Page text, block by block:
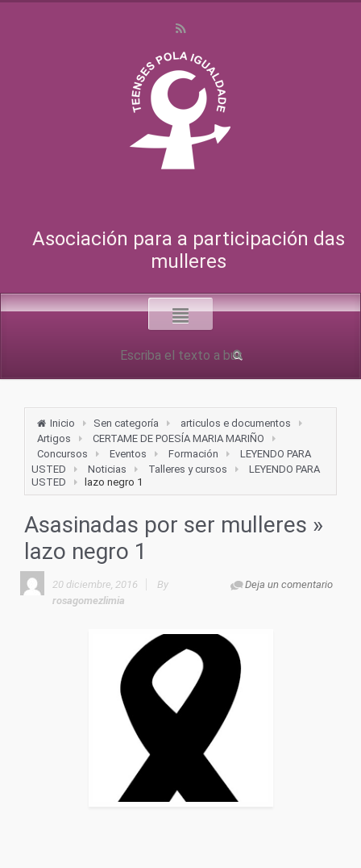
Asociación para a participación das
mulleres
Inicio Sen categoría
articulos e documentos
Artigos
CERTAME DE POESÍA MARIA MARIÑO
Concursos
Eventos Formación
LEYENDO PARA
USTED
Noticias Talleres y cursos
LEYENDO PARA
USTED
lazo negro 1
Asasinadas por ser mulleres »
lazo negro 1
20 diciembre, 2016 Deja un comentario
By
rosagomezlimia